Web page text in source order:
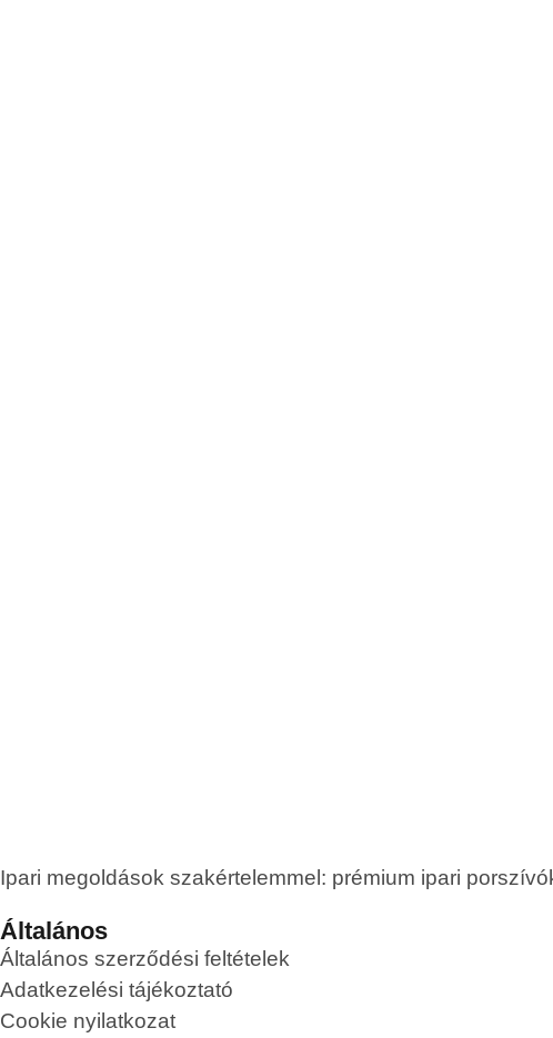
Ipari megoldások szakértelemmel: prémium ipari
Általános
Általános szerződési feltételek
Adatkezelési tájékoztató
Cookie nyilatkozat